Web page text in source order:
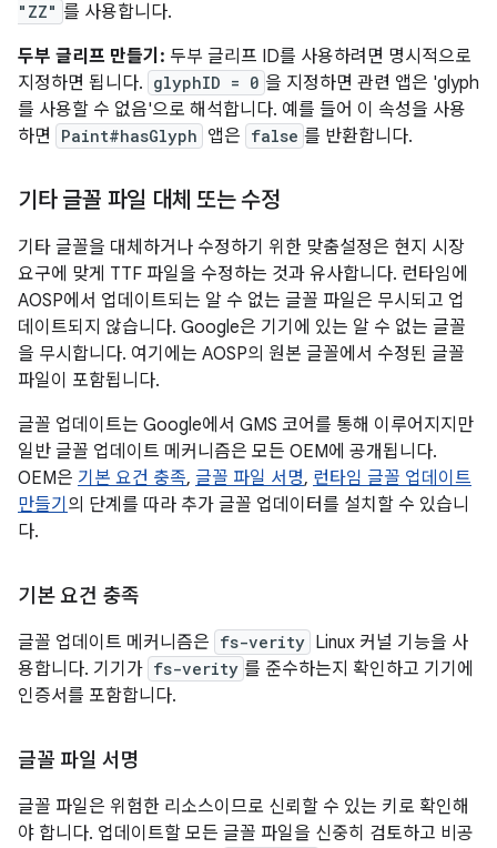
"ZZ" 를 사용합니다.
두부 글리프 만들기: 두부 글리프 ID를 사용하려면 명시적으로
지정하면 됩니다. glyphID = 0 을 지정하면 관련 앱은 'glyph
를 사용할 수 없음'으로 해석합니다. 예를 들어 이 속성을 사용
하면
Paint#hasGlyph 앱은 false 를 반환합니다.
기타 글꼴 파일 대체 또는 수정
기타 글꼴을 대체하거나 수정하기 위한 맞춤설정은 현지 시장
요구에 맞게 TTF 파일을 수정하는 것과 유사합니다. 런타임에
AOSP에서 업데이트되는 알 수 없는 글꼴 파일은 무시되고 업
데이트되지 않습니다. Google은 기기에 있는 알 수 없는 글꼴
을 무시합니다. 여기에는 AOSP의 원본 글꼴에서 수정된 글꼴
파일이 포함됩니다.
글꼴 업데이트는 Google에서 GMS 코어를 통해 이루어지지만
일반 글꼴 업데이트 메커니즘은 모든 OEM에 공개됩니다.
OEM은 기본 요건 충족, 글꼴 파일 서명, 런타임 글꼴 업데이트
만들기 의 단계를 따라 추가 글꼴 업데이터를 설치할 수 있습니
다.
기본 요건 충족
글꼴 업데이트 메커니즘은 fs-verity Linux 커널 기능을 사
용합니다. 기기가 fs-verity 를 준수하는지 확인하고 기기에
인증서를 포함합니다.
글꼴 파일 서명
글꼴 파일은 위험한 리소스이므로 신뢰할 수 있는 키로 확인해
야 합니다. 업데이트할 모든 글꼴 파일을 신중히 검토하고 비공